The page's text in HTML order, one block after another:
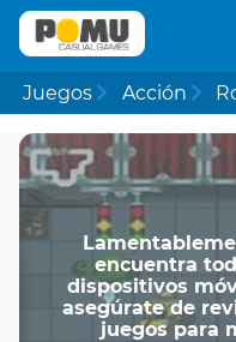
Juegos Acción
encuentra
dispositivos
asegúrate de
juegos para